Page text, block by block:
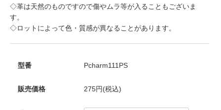
◇革は天然のものですので傷やムラ等が入ることもございま
す。
◇ロットによって色・質感が異なることがあります。
型番 Pcharm111PS
販売価格 275円(税込)